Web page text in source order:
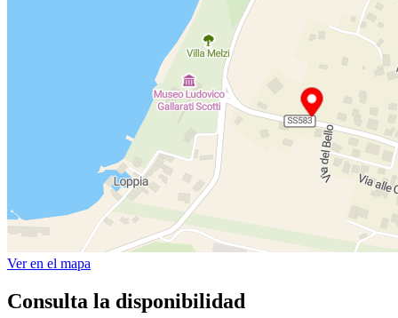
Ver en el mapa
Consulta la disponibilidad